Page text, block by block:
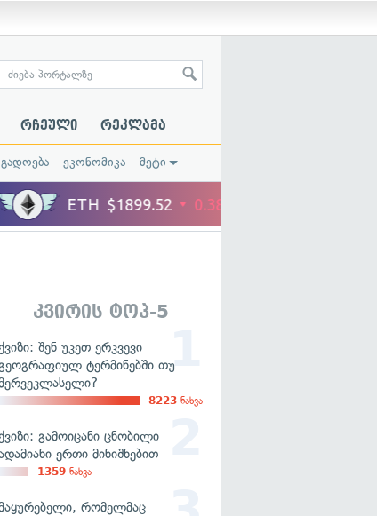
რჩეული რეკლამა
ეკონომიკა მეტი
კვირის ტოპ-5
შენ უკეთ ერკვევი
ტერმინებში თუ
8223 ნახვა
გამოიცანი ცნობილი
ერთი მინიშნებით
1359 ნახვა
რომელმაც